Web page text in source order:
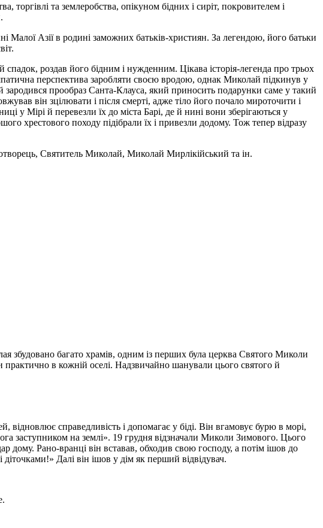
та землеробства, опікуном бідних і сиріт, покровителем і
Малої Азії в родині заможних батьків-християн. За легендою, його батьки
роздав його бідним і нужденним. Цікава історія-легенда про трьох
перспектива заробляти своєю вродою, однак Миколай підкинув у
прообраз Санта-Клауса, який приносить подарунки саме у такий
він зцілювати і після смерті, адже тіло його почало мироточити і
у Мірі й перевезли їх до міста Барі, де й нині вони зберігаються у
хрестового походу підібрали їх і привезли додому. Тож тепер відразу
Святитель Миколай, Миколай Мирлікійський та ін.
збудовано багато храмів, одним із перших була церква Святого Миколи
в кожній оселі. Надзвичайно шанували цього святого й
справедливість і допомагає у біді. Він вгамовує бурю в морі,
заступником на землі». 19 грудня відзначали Миколи Зимового. Цього
дому. Рано-вранці він вставав, обходив свою господу, а потім ішов до
Далі він ішов у дім як перший відвідувач.